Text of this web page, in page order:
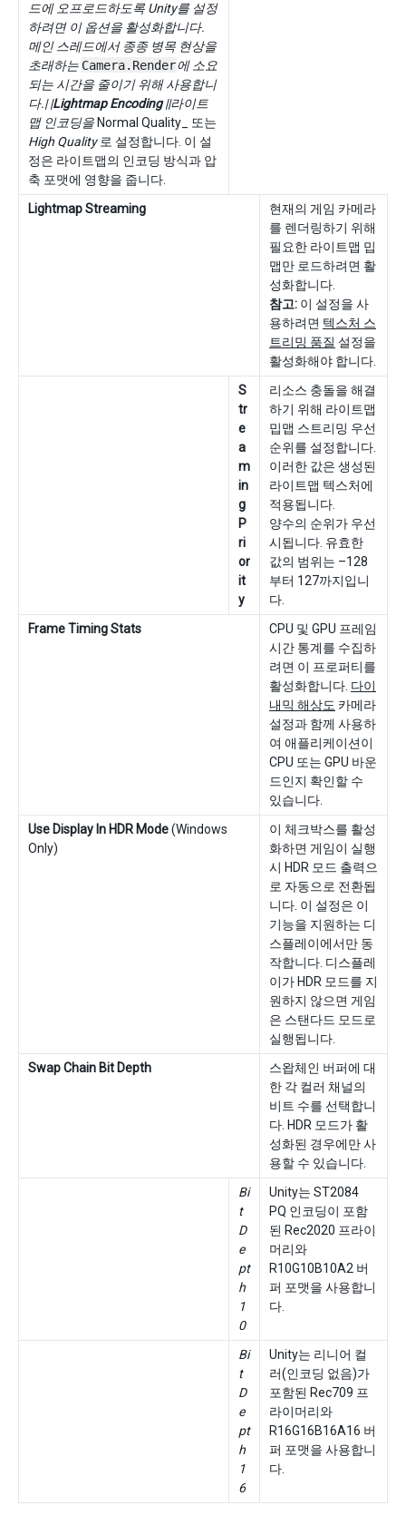
드에 오프로드하도록 Unity를 설정
하려면 이 옵션을 활성화합니다.
메인 스레드에서 종종 병목 현상을
초래하는 Camera.Render에 소요
되는 시간을 줄이기 위해 사용합니
다.| |Lightmap Encoding||라이트
맵 인코딩을 Normal Quality_ 또는
High Quality로 설정합니다. 이 설
정은 라이트맵의 인코딩 방식과 압
축 포맷에 영향을 줍니다.
Lightmap Streaming
현재의 게임 카메라
를 렌더링하기 위해
필요한 라이트맵 밉
맵만 로드하려면 활
성화합니다.
참고: 이 설정을 사
용하려면 텍스처 스
트리밍 품질 설정을
활성화해야 합니다.
S
tr
e
a
m
in
g
P
ri
or
it
y
리소스 충돌을 해결
하기 위해 라이트맵
밉맵 스트리밍 우선
순위를 설정합니다.
이러한 값은 생성된
라이트맵 텍스처에
적용됩니다.
양수의 순위가 우선
시됩니다. 유효한
값의 범위는 –128
부터 127까지입니
다.
Frame Timing Stats
CPU 및 GPU 프레임
시간 통계를 수집하
려면 이 프로퍼티를
활성화합니다. 다이
내믹 해상도 카메라
설정과 함께 사용하
여 애플리케이션이
CPU 또는 GPU 바운
드인지 확인할 수
있습니다.
Use Display In HDR Mode(Windows
Only)
이 체크박스를 활성
화하면 게임이 실행
시 HDR 모드 출력으
로 자동으로 전환됩
니다. 이 설정은 이
기능을 지원하는 디
스플레이에서만 동
작합니다. 디스플레
이가 HDR 모드를 지
원하지 않으면 게임
은 스탠다드 모드로
실행됩니다.
Swap Chain Bit Depth
스왑체인 버퍼에 대
한 각 컬러 채널의
비트 수를 선택합니
다. HDR 모드가 활
성화된 경우에만 사
용할 수 있습니다.
Bi
t
D
e
pt
h
1
0
Unity는 ST2084
PQ 인코딩이 포함
된 Rec2020 프라이
머리와
R10G10B10A2 버
퍼 포맷을 사용합니
다.
Bi
t
D
e
pt
h
1
6
Unity는 리니어 컬
러(인코딩 없음)가
포함된 Rec709 프
라이머리와
R16G16B16A16 버
퍼 포맷을 사용합니
다.